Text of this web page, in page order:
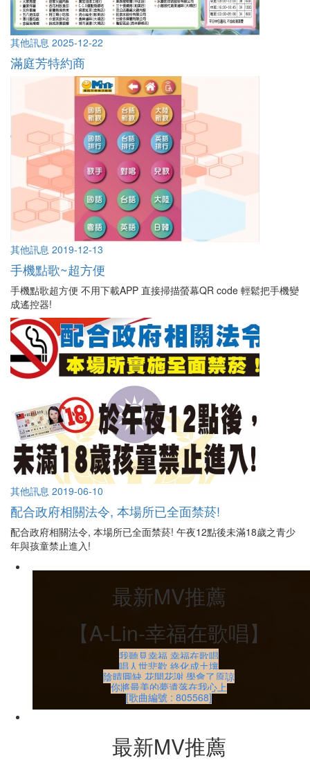
其他訊息 2025-12-22
滿庭芳特約商
其他訊息 2019-12-13
手機點歌~超方便
手機點歌超方便 不用下載APP 直接掃描螢幕QR code 輕鬆把手機變
成遙控器!
其他訊息 2019-06-10
配合政府相關法令, 本場所已全面禁菸!
配合政府相關法令, 本場所已全面禁菸! 午夜12點後未滿18歲之青少
年與孩童禁止進入!
最新MV推薦
【A-Lin-幸福在歌唱】
我聽見幸福 幸福在歌唱
唱人世悲歡 終化成土壤
陰晴圓缺 花開花謝 學會了原諒
你將最美的夢遺落在我心上
[歌曲編號 : 805568]
最新MV推薦